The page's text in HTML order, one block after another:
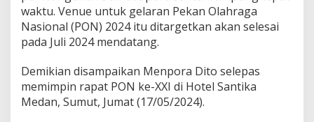
waktu. Venue untuk gelaran Pekan Olahraga
Nasional (PON) 2024 itu ditargetkan akan selesai
pada Juli 2024 mendatang.
Demikian disampaikan Menpora Dito selepas
memimpin rapat PON ke-XXI di Hotel Santika
Medan, Sumut, Jumat (17/05/2024).